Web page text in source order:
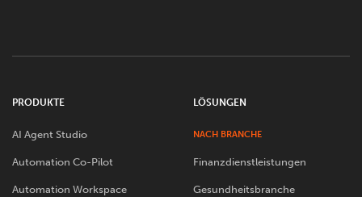
PRODUKTE
AI Agent Studio
Automation Co-Pilot
Automation Workspace
LÖSUNGEN
NACH BRANCHE
Finanzdienstleistungen
Gesundheitsbranche